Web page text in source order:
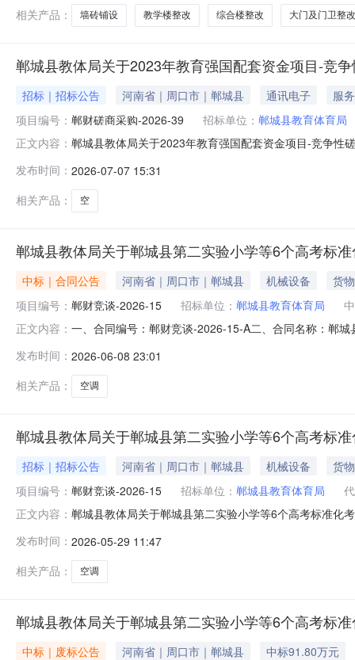
话：1360394
相关产品： 墙砖铺设 教学楼整改 综合楼整改 大门及门卫整改
郸城县教体局关于2023年教育强国配套资金项目-竞
招标｜招标公告 河南省｜周口市｜郸城县 通讯电子
服务
项目编号： 郸财磋商采购-2026-39 招标单位： 郸城县教育体育局
正文内容： 郸城县教体局关于2023年教育强国配套资金项目-竞争性
392、项目名称：郸城县教体局关于2023年教育强国配
发布时间： 2026-07-07 15:31
相关产品：
空
郸城县教体局关于郸城县第二实验小学等6个高考标
中标｜合同公告 河南省｜周口市｜郸城县 机械设备
货物
项目编号： 郸财竞谈-2026-15 招标单位： 郸城县教育体育局
正文内容： 一、合同编号：郸财竞谈-2026-15-A二、合同名称：郸
信坤泰（浙江）空调科技有限公司企业规模：小型地址
发布时间： 2026-06-08 23:01
相关产品：
空调
郸城县教体局关于郸城县第二实验小学等6个高考标
招标｜招标公告 河南省｜周口市｜郸城县 机械设备
货物
项目编号： 郸财竞谈-2026-15 招标单位： 郸城县教育体育局
正文内容： 郸城县教体局关于郸城县第二实验小学等6个高考标准化
情况1、项目编号：郸财竞谈-2026-152、项目名称：郸
发布时间： 2026-05-29 11:47
相关产品：
空调
郸城县教体局关于郸城县第二实验小学等6个高考标
中标｜废标公告 河南省｜周口市｜郸城县
中标91.80万元